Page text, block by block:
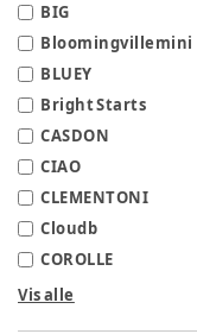
BIG
Bloomingvillemini
BLUEY
Bright Starts
CASDON
CIAO
CLEMENTONI
Cloudb
COROLLE
Vis alle